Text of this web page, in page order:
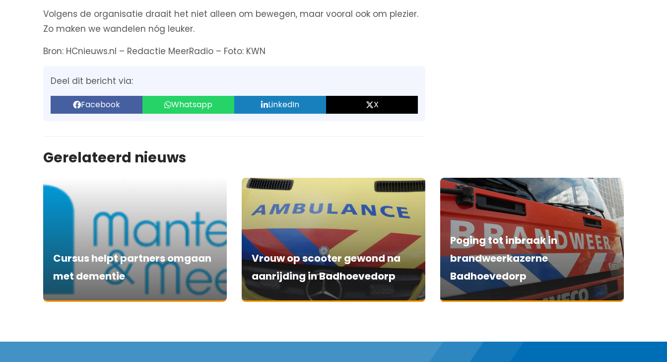
Volgens de organisatie draait het niet alleen om bewegen, maar vooral ook om plezier.
Zo maken we wandelen nóg leuker.
Bron: HCnieuws.nl – Redactie MeerRadio – Foto: KWN
Deel dit bericht via:
Facebook Whatsapp LinkedIn X
Gerelateerd nieuws
Cursus helpt partners omgaan
met dementie
Vrouw op scooter gewond na
aanrijding in Badhoevedorp
Poging tot inbraak in
brandweerkazerne
Badhoevedorp